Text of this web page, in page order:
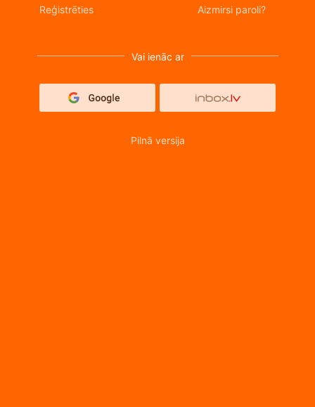
Reģistrēties Aizmirsi paroli?
Vai ienāc ar
Pilnā versija